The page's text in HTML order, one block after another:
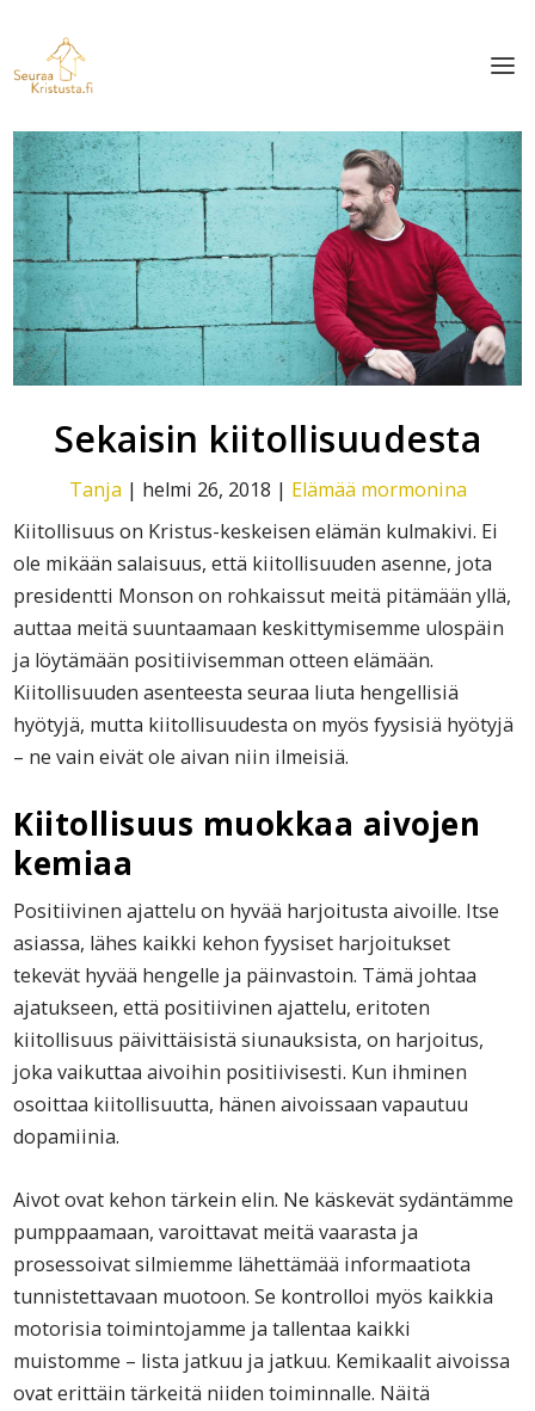
Sekaisin kiitollisuudesta
Tanja | helmi 26, 2018 | Elämää mormonina
Kiitollisuus on Kristus-keskeisen elämän kulmakivi. Ei
ole mikään salaisuus, että kiitollisuuden asenne, jota
presidentti Monson on rohkaissut meitä pitämään yllä,
auttaa meitä suuntaamaan keskittymisemme ulospäin
ja löytämään positiivisemman otteen elämään.
Kiitollisuuden asenteesta seuraa liuta hengellisiä
hyötyjä, mutta kiitollisuudesta on myös fyysisiä hyötyjä
– ne vain eivät ole aivan niin ilmeisiä.
Kiitollisuus muokkaa aivojen
kemiaa
Positiivinen ajattelu on hyvää harjoitusta aivoille. Itse
asiassa, lähes kaikki kehon fyysiset harjoitukset
tekevät hyvää hengelle ja päinvastoin. Tämä johtaa
ajatukseen, että positiivinen ajattelu, eritoten
kiitollisuus päivittäisistä siunauksista, on harjoitus,
joka vaikuttaa aivoihin positiivisesti. Kun ihminen
osoittaa kiitollisuutta, hänen aivoissaan vapautuu
dopamiinia.
Aivot ovat kehon tärkein elin. Ne käskevät sydäntämme
pumppaamaan, varoittavat meitä vaarasta ja
prosessoivat silmiemme lähettämää informaatiota
tunnistettavaan muotoon. Se kontrolloi myös kaikkia
motorisia toimintojamme ja tallentaa kaikki
muistomme – lista jatkuu ja jatkuu. Kemikaalit aivoissa
ovat erittäin tärkeitä niiden toiminnalle. Näitä